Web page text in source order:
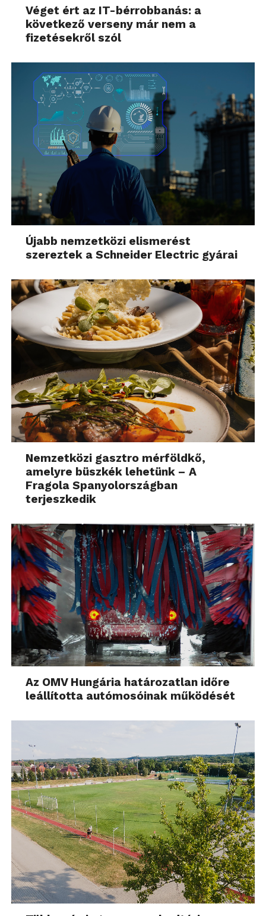
Véget ért az IT-bérrobbanás: a
következő verseny már nem a
fizetésekről szól
Újabb nemzetközi elismerést
szereztek a Schneider Electric gyárai
Nemzetközi gasztro mérföldkő,
amelyre büszkék lehetünk – A
Fragola Spanyolországban
terjeszkedik
Az OMV Hungária határozatlan időre
leállította autómosóinak működését